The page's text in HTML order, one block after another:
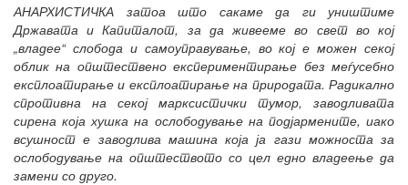
АНАРХИСТИЧКА затоа што сакаме да ги уништиме
Државата и Капиталот, за да живееме во свет во кој
„владее“ слобода и самоуправување, во кој е можен секој
облик на општествено експериментирање без меѓусебно
експлоатирање и експлоатирање на природата. Радикално
спротивна на секој марксистички тумор, заводливата
сирена која хушка на ослободување на подјармените, иако
всушност е заводлива машина која ја гази можноста за
ослободување на општеството со цел едно владеење да
замени со друго.